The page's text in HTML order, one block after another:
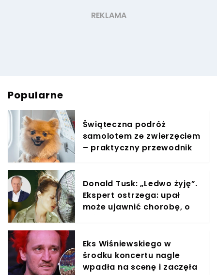
Popularne
Świąteczna podróż
samolotem ze zwierzęciem
– praktyczny przewodnik
Donald Tusk: „Ledwo żyję”.
Ekspert ostrzega: upał
może ujawnić chorobę, o
Eks Wiśniewskiego w
środku koncertu nagle
wpadła na scenę i zaczęła